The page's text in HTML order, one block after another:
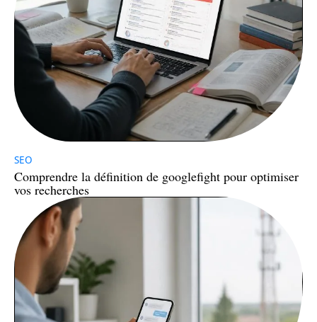
SEO
Comprendre la définition de googlefight pour optimiser
vos recherches